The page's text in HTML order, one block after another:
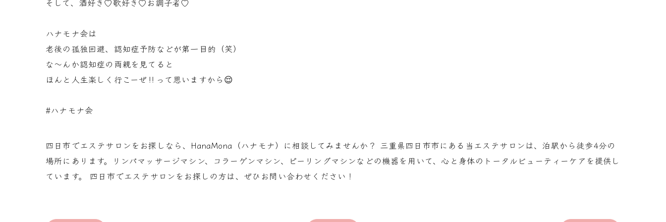
そして、酒好き♡歌好き♡お調子者♡
ハナモナ会は
老後の孤独回避、認知症予防などが第一目的（笑）
な〜んか認知症の両親を見てると
ほんと人生楽しく行こーぜ‼️って思いますから😌
#ハナモナ会
四日市でエステサロンをお探しなら、HanaMona（ハナモナ）に相談してみませんか？ 三重県四日市市にある当エステサロンは、泊駅から徒歩4分の
場所にあります。リンパマッサージマシン、コラーゲンマシン、ピーリングマシンなどの機器を用いて、心と身体のトータルビューティーケアを提供し
ています。 四日市でエステサロンをお探しの方は、ぜひお問い合わせください！